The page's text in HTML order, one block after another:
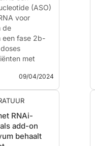
The Be
Clinical...
(ASO)
voor
de
een fase 2b-
met
en een
With
And High
Primary
09/04/2024
RNAi-
add-on
behaalt